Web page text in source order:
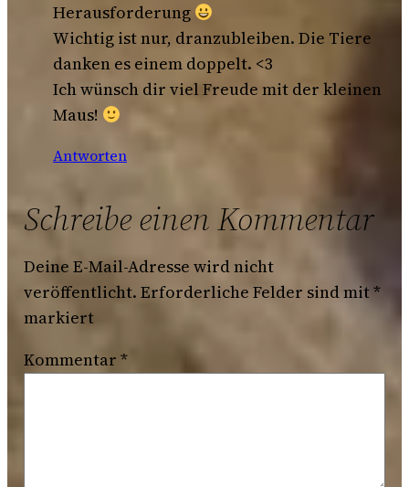
Herausforderung
Wichtig ist nur, dranzubleiben. Die Tiere
danken es einem doppelt. <3
Ich wünsch dir viel Freude mit der kleinen
Maus!
Antworten
Schreibe einen Kommentar
Deine E-Mail-Adresse wird nicht
veröffentlicht. Erforderliche Felder sind mit*
markiert
Kommentar *